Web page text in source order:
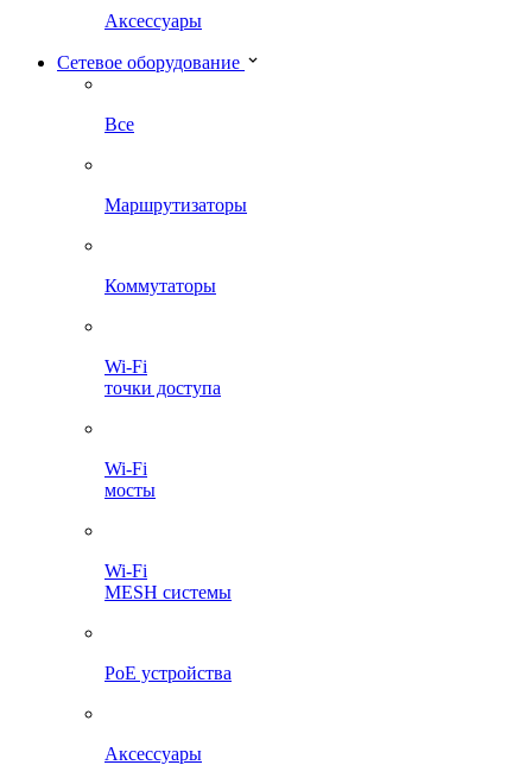
Аксессуары
Сетевое оборудование
Все
Маршрутизаторы
Коммутаторы
Wi-Fi
точки доступа
Wi-Fi
мосты
Wi-Fi
MESH системы
PoE устройства
Аксессуары